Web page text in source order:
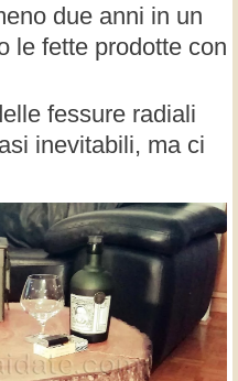
due anni in un
le fette prodotte con
fessure radiali
inevitabili, ma ci